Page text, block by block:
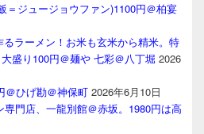
＝ジュージョウファン)1100円＠柏宴
ラーメン！お米も玄米から精米。特
盛り100円＠麺や 七彩＠八丁堀 2026
＠ひげ勘＠神保町 2026年6月10日
門店、一龍別館＠赤坂。1980円は高